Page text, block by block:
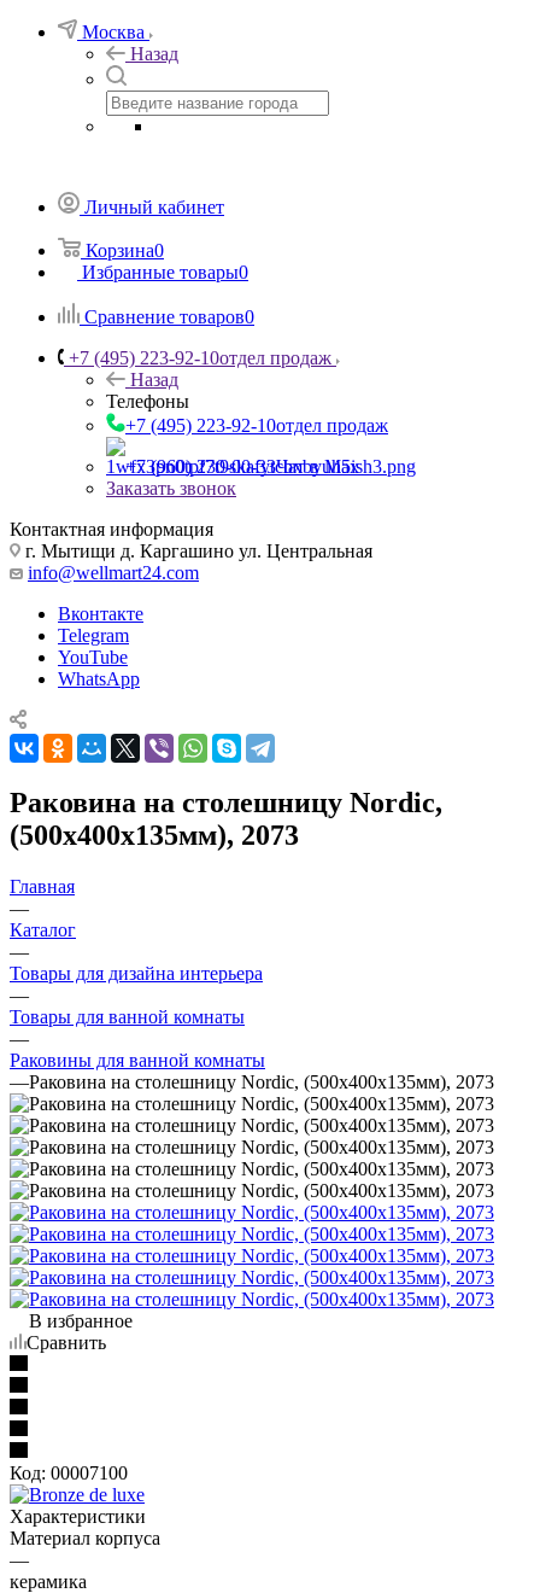
Москва
Назад
Личный кабинет
Корзина0
Избранные товары0
Сравнение товаров0
+7 (495) 223-92-10отдел продаж
Назад
Телефоны
+7 (495) 223-92-10отдел продаж
+7 (960) 230-00-33Чат в Max
Заказать звонок
Контактная информация
г. Мытищи д. Каргашино ул. Центральная
info@wellmart24.com
Вконтакте
Telegram
YouTube
WhatsApp
Раковина на столешницу Nordic,
(500х400х135мм), 2073
Главная
—
Каталог
—
Товары для дизайна интерьера
—
Товары для ванной комнаты
—
Раковины для ванной комнаты
—Раковина на столешницу Nordic, (500х400х135мм), 2073
В избранное
Сравнить
Код: 00007100
Характеристики
Материал корпуса
—
керамика